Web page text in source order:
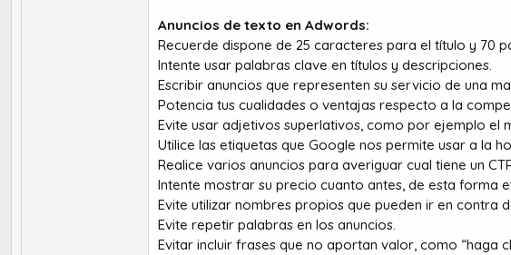
Anuncios de texto en Adwords:
Recuerde dispone de 25 caracteres para el título y 70
Intente usar palabras clave en títulos y descripciones.
Escribir anuncios que representen su servicio de una
Potencia tus cualidades o ventajas respecto a la
Evite usar adjetivos superlativos, como por ejemplo el
Utilice las etiquetas que Google nos permite usar a la
Realice varios anuncios para averiguar cual tiene un
Intente mostrar su precio cuanto antes, de esta forma
Evite utilizar nombres propios que pueden ir en contra
Evite repetir palabras en los anuncios.
Evitar incluir frases que no aportan valor, como “haga